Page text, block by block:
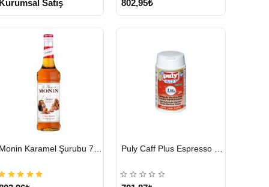
Kurumsal Satış 802,95₺
GÖNDERİ
GÖNDERİ